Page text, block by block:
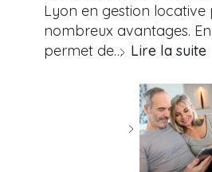
Lyon en gestion locative
nombreux avantages.
permet de… Lire la suite